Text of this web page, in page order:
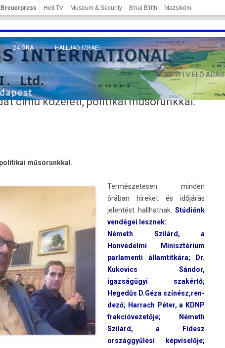
Breuerpress Heti TV Museum & Security B'nai B'rith Mazsiköm
24 ÓRA HALLJAD IZRAEL
HETI TV ÉLŐ ADÁS
című közéleti, politikai műsorunkkal.
műsorunkk­al.
Ter­mészetes­en mind­en
órában híreket és időjárás
jelen­tést hallhat­nak. Stúdiónk
vendégei lesznek:
Németh Szilárd, a
Honvédelmi Minisztérium
par­lamen­ti állam­titkára; Dr.
Kukovics Sándor,
igazságügyi szakértő;
Hegedűs D.Géza színész,ren­
dező; Har­rach Péter, a KDNP
frak­cióvezetője; Németh
Szilárd, a Fidesz
országgyűlési kép­viselője;